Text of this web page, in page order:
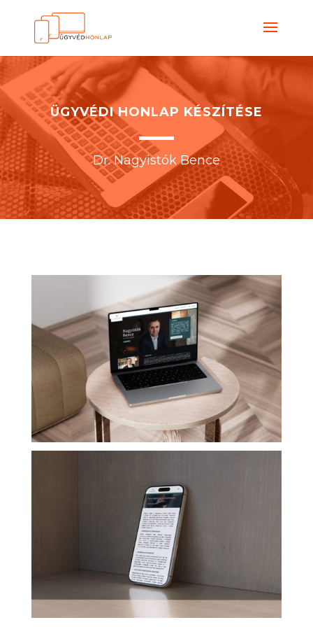
ÜGYVÉDI HONLAP KÉSZÍTÉSE
Dr. Nagyistók Bence